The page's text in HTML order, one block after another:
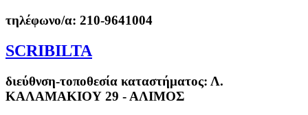
τηλέφωνο/α: 210-9641004
SCRIBILTA
διεύθνση-τοποθεσία καταστήματος: Λ.
ΚΑΛΑΜΑΚΙΟΥ 29 - ΑΛΙΜΟΣ